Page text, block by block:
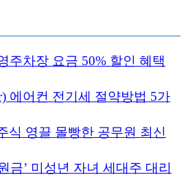
주차장 요금 50% 할인 혜택
에어컨 전기세 절약방법 5가
식 영끌 몰빵한 공무원 최신
금’ 미성년 자녀 세대주 대리